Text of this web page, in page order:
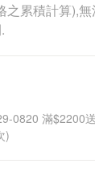
累積計算),
0820 滿$2200
)